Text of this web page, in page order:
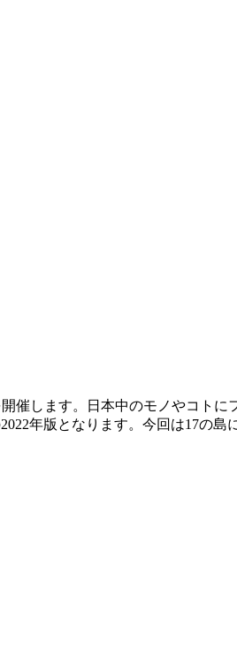
催します。日本中のモノやコトに
年版となります。今回は17の島